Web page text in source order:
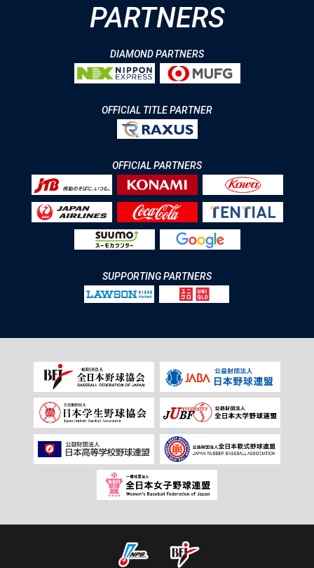
PARTNERS
DIAMOND PARTNERS
OFFICIAL TITLE PARTNER
OFFICIAL PARTNERS
SUPPORTING PARTNERS